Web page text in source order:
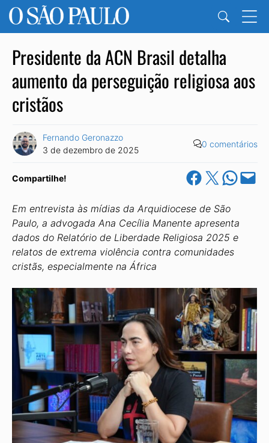
Presidente da ACN Brasil detalha
aumento da perseguição religiosa aos
cristãos
Fernando Geronazzo
3 de dezembro de 2025
0 comentários
Compartilhe! Share on Facebook
Share on X Share on
Email this
Em entrevista às mídias da Arquidiocese de São
Paulo, a advogada Ana Cecília Manente apresenta
dados do Relatório de Liberdade Religiosa 2025 e
relatos de extrema violência contra comunidades
cristãs, especialmente na África